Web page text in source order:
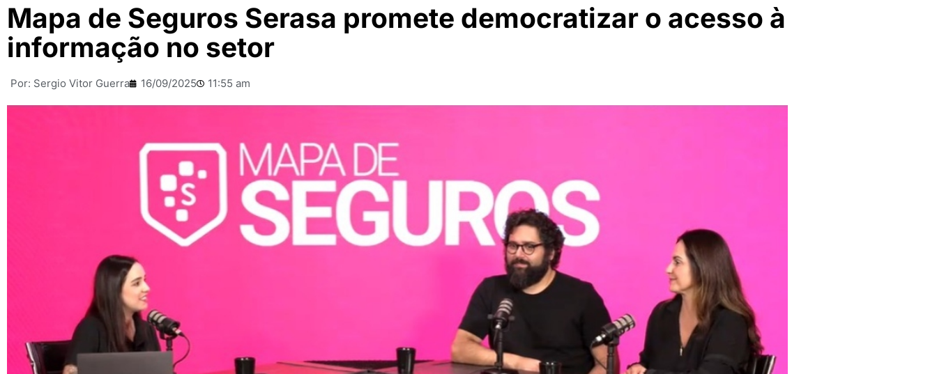
Mapa de Seguros Serasa promete democratizar o acesso à
informação no setor
Por: Sergio Vitor Guerra 16/09/2025 11:55 am